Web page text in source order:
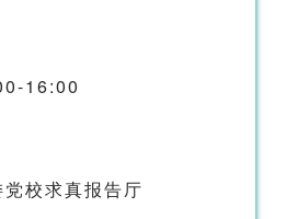
16:00
校求真报告厅